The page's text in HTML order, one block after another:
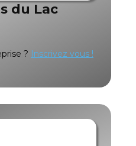
du Lac
? Inscrivez vous !